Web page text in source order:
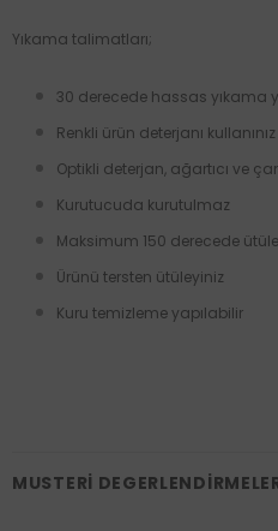
Yıkama talimatları;
30 derecede hassas yıkama
Renkli ürün deterjanı kullanınız
Optikli deterjan, ağartıcı ve
Kurutucuda kurutulmaz
Maksimum 150 derecede
Ürünü tersten ütüleyiniz
Kuru temizleme yapılabilir
MUSTERI